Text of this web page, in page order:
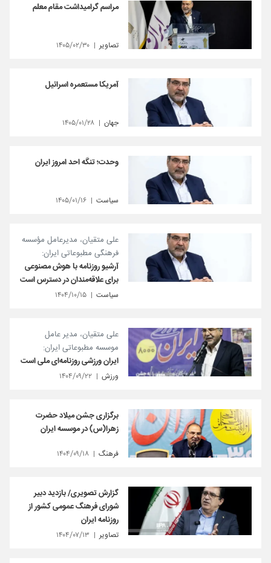
مراسم گرامیداشت مقام معلم
تصاویر ۱۴۰۵/۰۲/۳۰
آمریکا مستعمره اسرائیل
جهان ۱۴۰۵/۰۱/۲۸
وحدت؛ تنگه احد امروز ایران
سیاست ۱۴۰۵/۰۱/۱۶
علی متقیان، مدیرعامل مؤسسه
فرهنگی مطبوعاتی ایران:
آرشیو روزنامه با هوش مصنوعی
برای علاقه‌مندان در دسترس است
سیاست ۱۴۰۴/۱۰/۱۵
علی متقیان، مدیر عامل
موسسه مطبوعاتی ایران:
ایران ورزشی روزنامه‌ای ملی است
ورزش ۱۴۰۴/۰۹/۲۲
برگزاری جشن میلاد حضرت
زهرا(س) در موسسه ایران
فرهنگ ۱۴۰۴/۰۹/۱۸
گزارش تصویری/ بازدید دبیر
شورای فرهنگ عمومی کشور از
روزنامه ایران
تصاویر ۱۴۰۴/۰۷/۱۳